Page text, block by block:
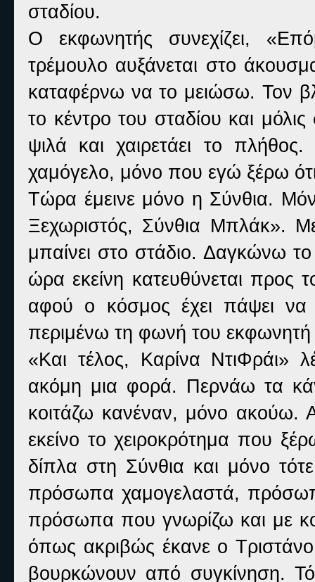
σταδίου.
Ο εκφωνητής συνεχίζει,
τρέμουλο αυξάνεται στο
καταφέρνω να το μειώσω. Τον
το κέντρο του σταδίου και
ψιλά και χαιρετάει το
χαμόγελο, μόνο που εγώ ξέρω ότι
Τώρα έμεινε μόνο η Σύνθια.
Ξεχωριστός, Σύνθια Μπλάκ».
μπαίνει στο στάδιο. Δαγκώνω
ώρα εκείνη κατευθύνεται προς
αφού ο κόσμος έχει πάψει να
περιμένω τη φωνή του
«Και τέλος, Καρίνα ΝτιΦράι»
ακόμη μια φορά. Περνάω τα
κοιτάζω κανέναν, μόνο ακούω.
εκείνο το χειροκρότημα που
δίπλα στη Σύνθια και μόνο
πρόσωπα χαμογελαστά,
πρόσωπα που γνωρίζω και με
όπως ακριβώς έκανε ο
βουρκώνουν από συγκίνηση.